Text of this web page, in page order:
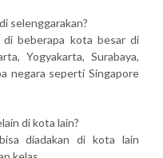
selenggarakan?
di beberapa kota besar di
Yogyakarta, Surabaya,
negara seperti Singapore
di kota lain?
diadakan di kota lain